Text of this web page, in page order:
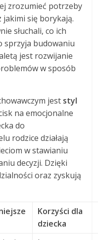
zrozumieć potrzeby
jakimi się borykają.
słuchali, co ich
sprzyja budowaniu
jest rozwijanie
w sposób
jest styl
na emocjonalne
do
rodzice działają
w stawianiu
decyzji. Dzięki
oraz zyskują
Korzyści dla
dziecka